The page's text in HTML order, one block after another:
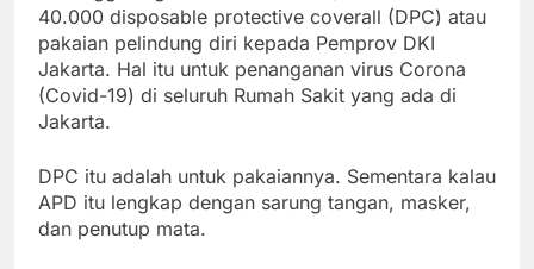
40.000 disposable protective coverall (DPC) atau
pakaian pelindung diri kepada Pemprov DKI
Jakarta. Hal itu untuk penanganan virus Corona
(Covid-19) di seluruh Rumah Sakit yang ada di
Jakarta.
DPC itu adalah untuk pakaiannya. Sementara kalau
APD itu lengkap dengan sarung tangan, masker,
dan penutup mata.